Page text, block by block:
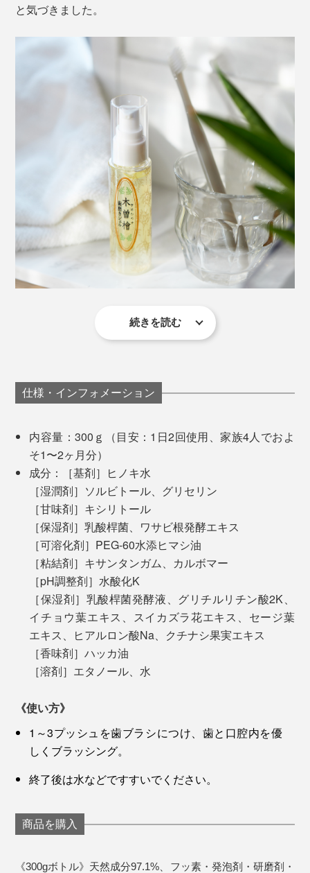
と気づきました。
泡でごまかされず、磨きながら舌で歯のザラザラが落ち
檜とハッカの香りに包まれて、森林浴気分に浸りながら
に原稿に詰まったときに歯磨きしたら、気分がスーッと
晴れて、リフレッシュできました。
歯磨き後に余計な後味が残ることもなく、すぐにお茶や
コーヒーを飲んでも味が変わりません。
歯磨き剤としては価格がお高めですが、歯と口内の健康
を考えれば、投資価値は絶大。もう、普通の歯磨き粉に
は戻りたくたい！
続きを読む
仕様・インフォメーション
内容量：300ｇ（目安：1日2回使用、家族4人でおよ
そ1〜2ヶ月分）
成分：［基剤］ヒノキ水
［湿潤剤］ソルビトール、グリセリン
［甘味剤］キシリトール
［保湿剤］乳酸桿菌、ワサビ根発酵エキス
［可溶化剤］PEG-60水添ヒマシ油
［粘結剤］キサンタンガム、カルボマー
［pH調整剤］水酸化K
［保湿剤］乳酸桿菌発酵液、グリチルリチン酸2K、
イチョウ葉エキス、スイカズラ花エキス、セージ葉
エキス、ヒアルロン酸Na、クチナシ果実エキス
［香味剤］ハッカ油
［溶剤］エタノール、水
《使い方》
1～3プッシュを歯ブラシにつけ、歯と口腔内を優
しくブラッシング。
終了後は水などですすいでください。
商品を購入
《300gボトル》天然成分97.1%、フッ素・発泡剤・研磨剤・